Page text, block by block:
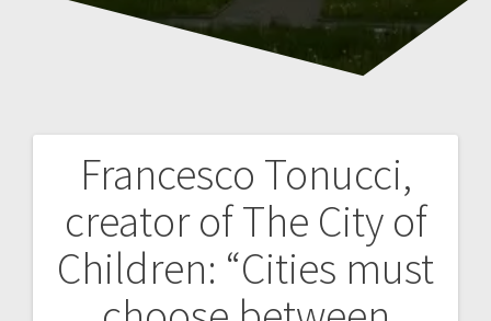
Francesco Tonucci,
creator of The City of
Children: “Cities must
Навигация
по
записям